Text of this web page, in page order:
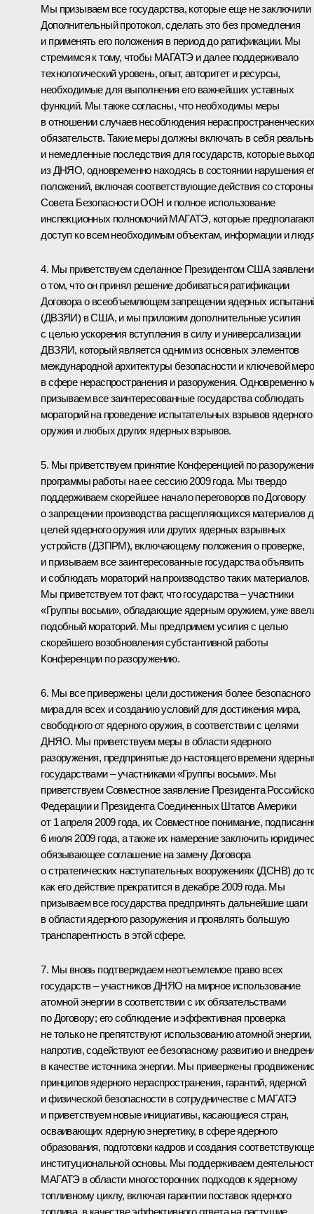
Мы призываем все государства, которые еще не заключили
Дополнительный протокол, сделать это без промедления
и применять его положения в период до ратификации. Мы
стремимся к тому, чтобы МАГАТЭ и далее поддерживало
технологический уровень, опыт, авторитет и ресурсы,
необходимые для выполнения его важнейших уставных
функций. Мы также согласны, что необходимы меры
в отношении случаев несоблюдения нераспространенческих
обязательств. Такие меры должны включать в себя
и немедленные последствия для государств, которые
из ДНЯО, одновременно находясь в состоянии нарушения
положений, включая соответствующие действия со стороны
Совета Безопасности ООН и полное использование
инспекционных полномочий МАГАТЭ, которые
доступ ко всем необходимым объектам, информации и
4. Мы приветствуем сделанное Президентом США
о том, что он принял решение добиваться ратификации
Договора о всеобъемлющем запрещении ядерных
(ДВЗЯИ) в США, и мы приложим дополнительные усилия
с целью ускорения вступления в силу и универсализации
ДВЗЯИ, который является одним из основных элементов
международной архитектуры безопасности и ключевой
в сфере нераспространения и разоружения. Одновременно
призываем все заинтересованные государства соблюдать
мораторий на проведение испытательных взрывов ядерного
оружия и любых других ядерных взрывов.
5. Мы приветствуем принятие Конференцией по
программы работы на ее сессию 2009 года. Мы твердо
поддерживаем скорейшее начало переговоров по Договору
о запрещении производства расщепляющихся материалов
целей ядерного оружия или других ядерных взрывных
устройств (ДЗПРМ), включающему положения о проверке,
и призываем все заинтересованные государства объявить
и соблюдать мораторий на производство таких материалов.
Мы приветствуем тот факт, что государства – участники
«Группы восьми», обладающие ядерным оружием, уже
подобный мораторий. Мы предпримем усилия с целью
скорейшего возобновления субстантивной работы
Конференции по разоружению.
6. Мы все привержены цели достижения более безопасного
мира для всех и созданию условий для достижения мира,
свободного от ядерного оружия, в соответствии с целями
ДНЯО. Мы приветствуем меры в области ядерного
разоружения, предпринятые до настоящего времени
государствами – участниками «Группы восьми». Мы
приветствуем Совместное заявление Президента
Федерации и Президента Соединенных Штатов Америки
от 1 апреля 2009 года, их Совместное понимание,
6 июля 2009 года, а также их намерение заключить
обязывающее соглашение на замену Договора
о стратегических наступательных вооружениях (ДСНВ) до
как его действие прекратится в декабре 2009 года. Мы
призываем все государства предпринять дальнейшие шаги
в области ядерного разоружения и проявлять большую
транспарентность в этой сфере.
7. Мы вновь подтверждаем неотъемлемое право всех
государств – участников ДНЯО на мирное использование
атомной энергии в соответствии с их обязательствами
по Договору; его соблюдение и эффективная проверка
не только не препятствуют использованию атомной энергии,
напротив, содействуют ее безопасному развитию и
в качестве источника энергии. Мы привержены
принципов ядерного нераспространения, гарантий, ядерной
и физической безопасности в сотрудничестве с МАГАТЭ
и приветствуем новые инициативы, касающиеся стран,
осваивающих ядерную энергетику, в сфере ядерного
образования, подготовки кадров и создания
институциональной основы. Мы поддерживаем
МАГАТЭ в области многосторонних подходов к ядерному
топливному циклу, включая гарантии поставок ядерного